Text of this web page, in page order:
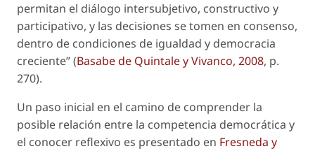
permitan el diálogo intersubjetivo, constructivo y
participativo, y las decisiones se tomen en consenso,
dentro de condiciones de igualdad y democracia
creciente” (Basabe de Quintale y Vivanco, 2008, p.
270).
Un paso inicial en el camino de comprender la
posible relación entre la competencia democrática y
el conocer reflexivo es presentado en Fresneda y